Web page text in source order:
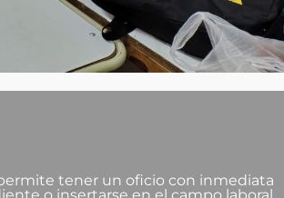
tener un oficio con inmediata